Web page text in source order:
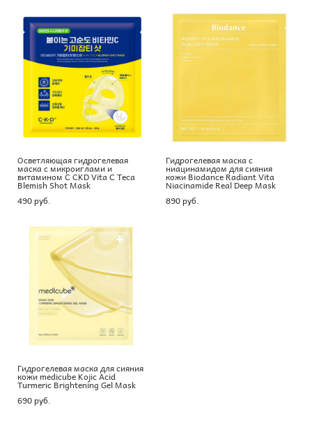
Осветляющая гидрогелевая
маска с микроиглами и
витамином С CKD Vita C Teca
Blemish Shot Mask
490 pуб.
Гидрогелевая маска с
ниацинамидом для сияния
кожи Biodance Radiant Vita
Niacinamide Real Deep Mask
890 pуб.
Гидрогелевая маска для сияния
кожи medicube Kojic Acid
Turmeric Brightening Gel Mask
690 pуб.